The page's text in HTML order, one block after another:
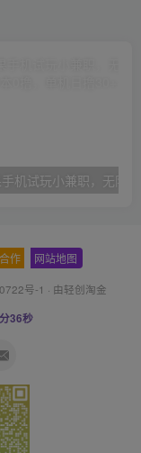
作 网站地图
号-1 · 由轻创淘金
37秒